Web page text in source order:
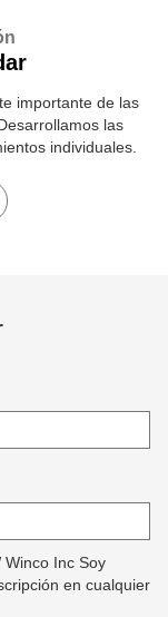
importante de las
las
individuales.
Inc Soy
en cualquier